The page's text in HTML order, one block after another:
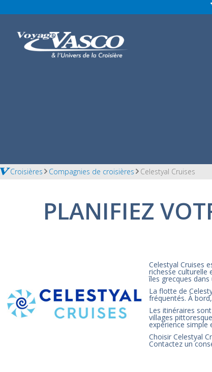
Croisières Compagnies de croisières Celestyal Cruises
PLANIFIEZ
Celestyal Cruises
richesse culturelle
îles grecques
La flotte de
fréquentés. À
Les itinéraires
villages
expérience simple
Choisir Celestyal
Contactez un